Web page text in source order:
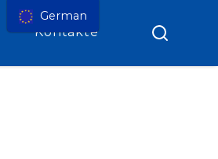
Kontakte
German